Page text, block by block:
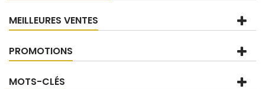
MEILLEURES VENTES
PROMOTIONS
MOTS-CLÉS